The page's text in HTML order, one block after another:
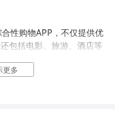
性购物APP，不仅提供优
包括电影、旅游、酒店等
更多